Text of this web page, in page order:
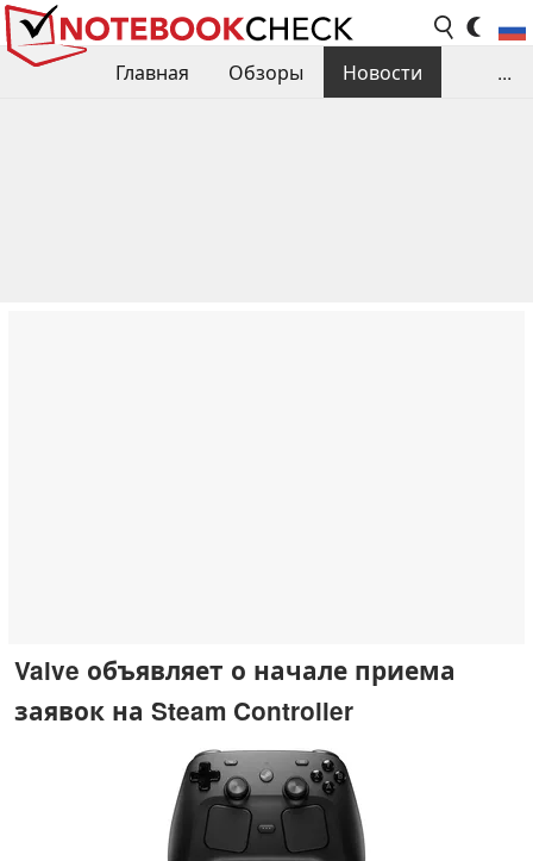
Главная Обзоры
Новости
...
Valve объявляет о начале приема
заявок на Steam Controller